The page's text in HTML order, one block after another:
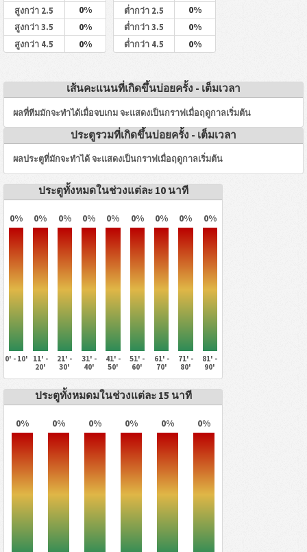
สูงกว่า 2.5 0%
สูงกว่า 3.5 0%
สูงกว่า 4.5 0%
ต่ำกว่า 2.5 0%
ต่ำกว่า 3.5 0%
ต่ำกว่า 4.5 0%
เส้นคะแนนที่เกิดขึ้นบ่อยครั้ง - เต็มเวลา
ผลที่ทีมมักจะทำได้เมื่อจบเกม จะแสดงเป็นกราฟเมื่อฤดูกาลเริ่มต้น
ประตูรวมที่เกิดขึ้นบ่อยครั้ง - เต็มเวลา
ผลประตูที่มักจะทำได้ จะแสดงเป็นกราฟเมื่อฤดูกาลเริ่มต้น
ประตูทั้งหมดในช่วงแต่ละ 10 นาที
0% 0% 0% 0% 0% 0% 0% 0% 0%
0' - 10'
11' -
20'
21' -
30'
31' -
40'
41' -
50'
51' -
60'
61' -
70'
71' -
80'
81' -
90'
ประตูทั้งหมดมในช่วงแต่ละ 15 นาที
0% 0% 0% 0% 0% 0%